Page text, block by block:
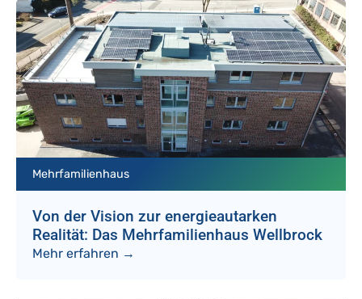
Mehrfamilienhaus
Von der Vision zur energieautarken
Realität: Das Mehrfamilienhaus Wellbrock
Mehr erfahren →